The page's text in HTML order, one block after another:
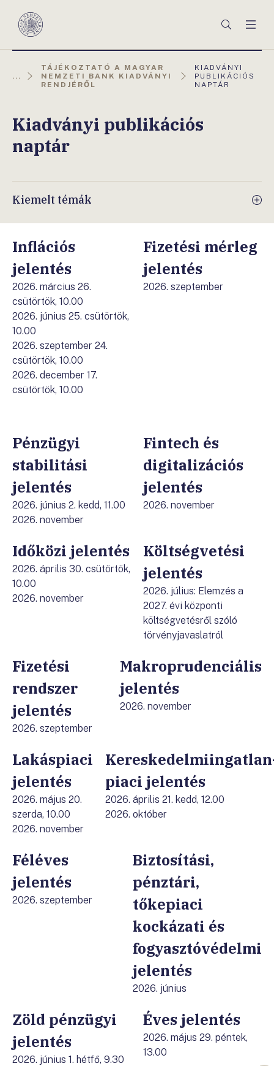
Magyar
Keresés
...
TÁJÉKOZTATÓ A MAGYAR
NEMZETI BANK KIADVÁNYI
RENDJÉRŐL
AKTUÁLIS
OLDAL:
KIADVÁNYI
PUBLIKÁCIÓS
NAPTÁR
Kiadványi publikációs
naptár
Kiemelt témák
Inflációs
jelentés
2026. március 26.
csütörtök, 10.00
2026. június 25. csütörtök,
10.00
2026. szeptember 24.
csütörtök, 10.00
2026. december 17.
csütörtök, 10.00
Fizetési mérleg
jelentés
2026. szeptember
Pénzügyi
stabilitási
jelentés
2026. június 2. kedd, 11.00
2026. november
Fintech és
digitalizációs
jelentés
2026. november
Időközi jelentés
2026. április 30. csütörtök,
10.00
2026. november
Költségvetési
jelentés
2026. július: Elemzés a
2027. évi központi
költségvetésről szóló
törvényjavaslatról
Fizetési
rendszer
jelentés
2026. szeptember
Makroprudenciális
jelentés
2026. november
Lakáspiaci
jelentés
2026. május 20.
szerda, 10.00
2026. november
piaci jelentés
2026. április 21. kedd, 12.00
2026. október
Féléves
jelentés
2026. szeptember
Biztosítási,
pénztári,
tőkepiaci
kockázati és
fogyasztóvédelmi
jelentés
2026. június
Zöld pénzügyi
jelentés
2026. június 1. hétfő, 9.30
Éves jelentés
2026. május 29. péntek,
13.00